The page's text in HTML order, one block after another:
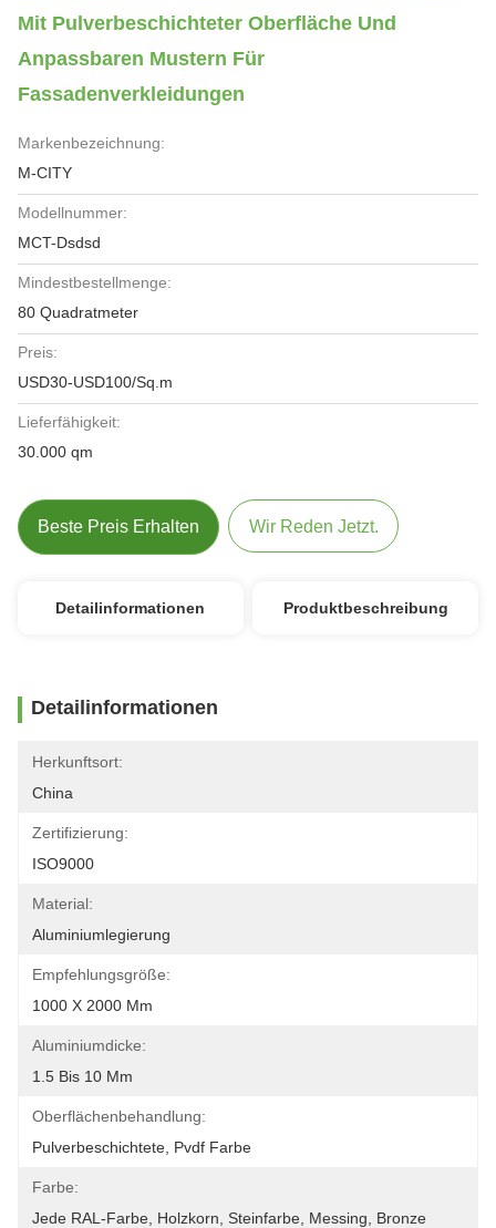
Mit Pulverbeschichteter Oberfläche Und
Anpassbaren Mustern Für
Fassadenverkleidungen
Markenbezeichnung:
M-CITY
Modellnummer:
MCT-Dsdsd
Mindestbestellmenge:
80 Quadratmeter
Preis:
USD30-USD100/Sq.m
Lieferfähigkeit:
30.000 qm
Beste Preis Erhalten Wir Reden Jetzt.
Detailinformationen Produktbeschreibung
Detailinformationen
Herkunftsort:
China
Zertifizierung:
ISO9000
Material:
Aluminiumlegierung
Empfehlungsgröße:
1000 X 2000 Mm
Aluminiumdicke:
1.5 Bis 10 Mm
Oberflächenbehandlung:
Pulverbeschichtete, Pvdf Farbe
Farbe:
Jede RAL-Farbe, Holzkorn, Steinfarbe, Messing, Bronze